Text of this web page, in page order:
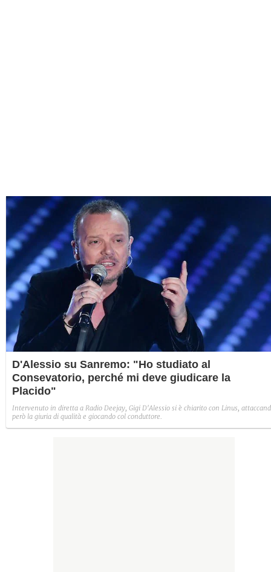
D'Alessio su Sanremo: "Ho studiato al
Consevatorio, perché mi deve giudicare la
Placido"
Intervenuto in diretta a Radio Deejay, Gigi D'Alessio si è chiarito con Linus,
però la giuria di qualità e giocando col conduttore.